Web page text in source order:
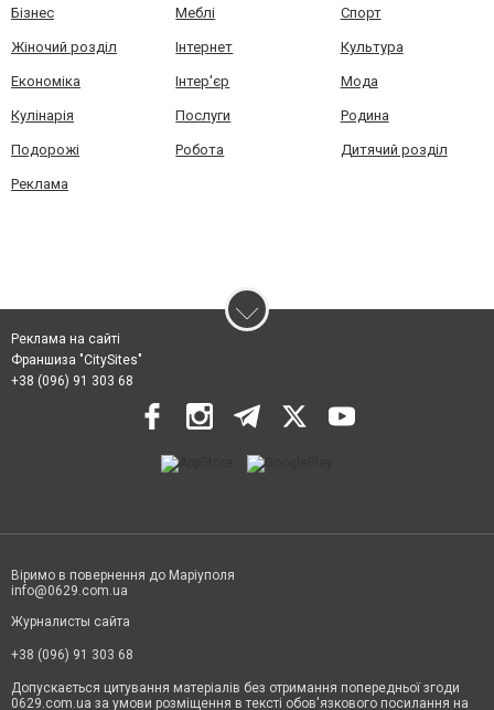
Бізнес Меблі Спорт
Жіночий розділ Інтернет Культура
Економіка Інтер'єр Мода
Кулінарія Послуги Родина
Подорожі Робота Дитячий розділ
Реклама
Реклама на сайті
Франшиза "CitySites"
+38 (096) 91 303 68
Віримо в повернення до Маріуполя
info@0629.com.ua
Журналисты сайта
+38 (096) 91 303 68
Допускається цитування матеріалів без отримання попередньої згоди
0629.com.ua за умови розміщення в тексті обов'язкового посилання на